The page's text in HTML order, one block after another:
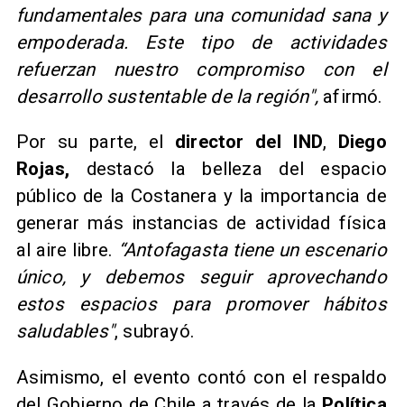
fundamentales para una comunidad sana y
empoderada. Este tipo de actividades
refuerzan nuestro compromiso con el
desarrollo sustentable de la región", afirmó.
Por su parte, el director del IND, Diego
Rojas, destacó la belleza del espacio
público de la Costanera y la importancia de
generar más instancias de actividad física
al aire libre. “Antofagasta tiene un escenario
único, y debemos seguir aprovechando
estos espacios para promover hábitos
saludables", subrayó.
Asimismo, el evento contó con el respaldo